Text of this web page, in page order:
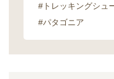
#トレッキングシュ
#パタゴニア